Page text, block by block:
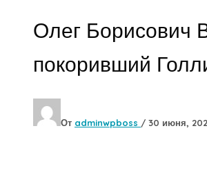
Олег Борисович
покоривший
От adminwpboss / 30 июня,